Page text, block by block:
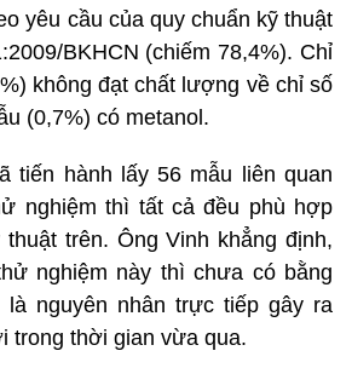
yêu cầu của quy chuẩn kỹ thuật
BKHCN (chiếm 78,4%). Chỉ
không đạt chất lượng về chỉ số
(0,7%) có metanol.
tiến hành lấy 56 mẫu liên quan
nghiệm thì tất cả đều phù hợp
trên. Ông Vinh khẳng định,
nghiệm này thì chưa có bằng
là nguyên nhân trực tiếp gây ra
trong thời gian vừa qua.